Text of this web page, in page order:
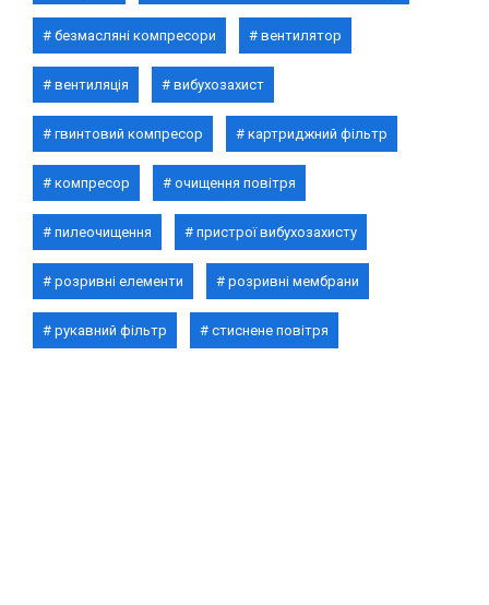
безмасляні компресори вентилятор
вентиляція вибухозахист
гвинтовий компресор картриджний фільтр
компресор очищення повітря
пилеочищення пристрої вибухозахисту
розривні елементи розривні мембрани
рукавний фільтр стиснене повітря